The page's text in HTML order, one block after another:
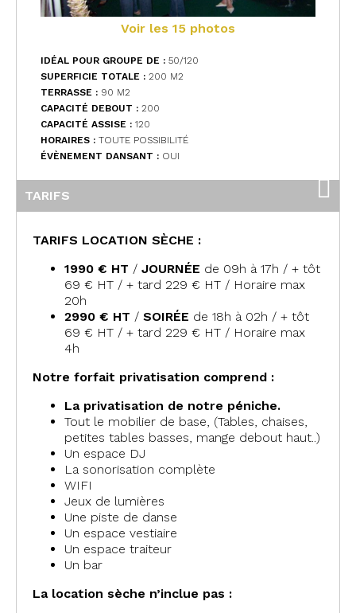
Voir les 15 photos
IDÉAL POUR GROUPE DE : 50/120
SUPERFICIE TOTALE : 200 M2
TERRASSE : 90 M2
CAPACITÉ DEBOUT : 200
CAPACITÉ ASSISE : 120
HORAIRES : TOUTE POSSIBILITÉ
ÉVÈNEMENT DANSANT : OUI
TARIFS
TARIFS LOCATION SÈCHE :
1990 € HT / JOURNÉE de 09h à 17h / + tôt
69 € HT / + tard 229 € HT / Horaire max
20h
2990 € HT / SOIRÉE de 18h à 02h / + tôt
69 € HT / + tard 229 € HT / Horaire max
4h
Notre forfait privatisation comprend :
La privatisation de notre péniche.
Tout le mobilier de base, (Tables, chaises,
petites tables basses, mange debout haut..)
Un espace DJ
La sonorisation complète
WIFI
Jeux de lumières
Une piste de danse
Un espace vestiaire
Un espace traiteur
Un bar
La location sèche n’inclue pas :